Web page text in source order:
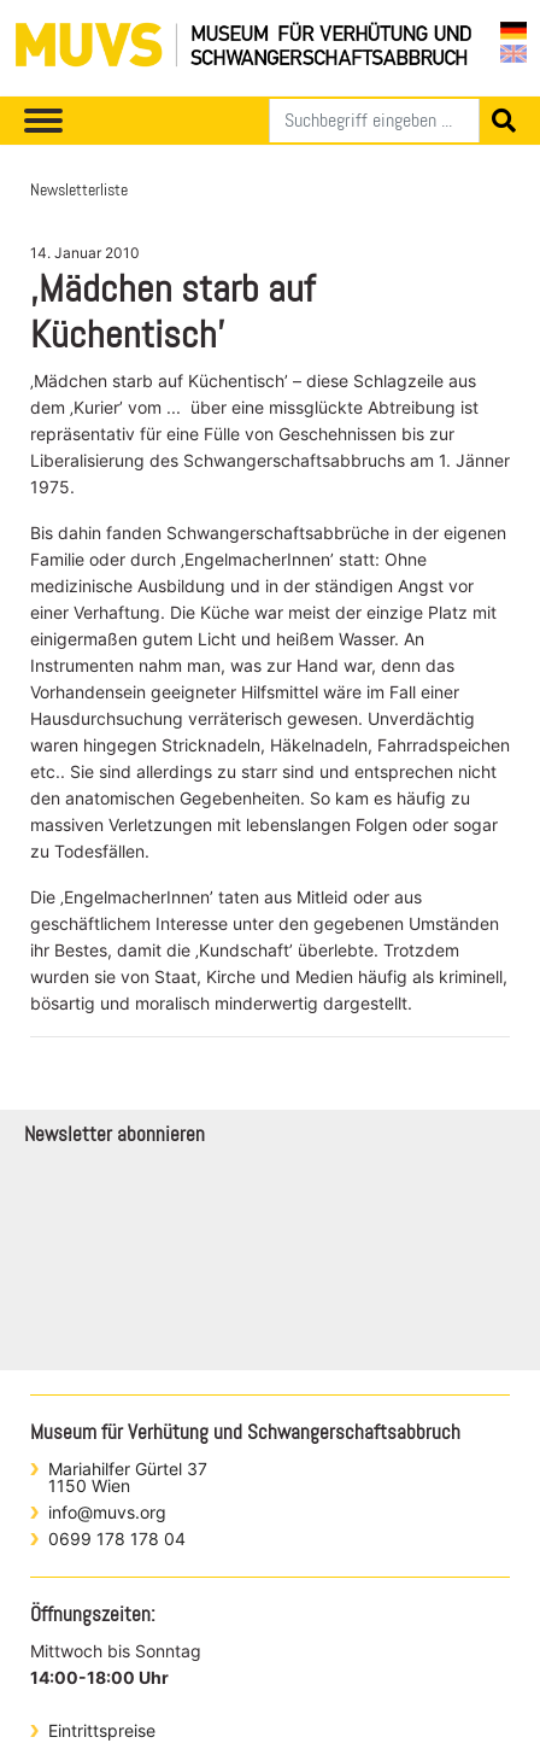
Newsletterliste
14. Januar 2010
‚Mädchen starb auf
Küchentisch’
‚Mädchen starb auf Küchentisch’ – diese Schlagzeile aus
dem ‚Kurier’ vom ... über eine missglückte Abtreibung ist
repräsentativ für eine Fülle von Geschehnissen bis zur
Liberalisierung des Schwangerschaftsabbruchs am 1. Jänner
1975.
Bis dahin fanden Schwangerschaftsabbrüche in der eigenen
Familie oder durch ‚EngelmacherInnen’ statt: Ohne
medizinische Ausbildung und in der ständigen Angst vor
einer Verhaftung. Die Küche war meist der einzige Platz mit
einigermaßen gutem Licht und heißem Wasser. An
Instrumenten nahm man, was zur Hand war, denn das
Vorhandensein geeigneter Hilfsmittel wäre im Fall einer
Hausdurchsuchung verräterisch gewesen. Unverdächtig
waren hingegen Stricknadeln, Häkelnadeln, Fahrradspeichen
etc.. Sie sind allerdings zu starr sind und entsprechen nicht
den anatomischen Gegebenheiten. So kam es häufig zu
massiven Verletzungen mit lebenslangen Folgen oder sogar
zu Todesfällen.
Die ‚EngelmacherInnen’ taten aus Mitleid oder aus
geschäftlichem Interesse unter den gegebenen Umständen
ihr Bestes, damit die ‚Kundschaft’ überlebte. Trotzdem
wurden sie von Staat, Kirche und Medien häufig als kriminell,
bösartig und moralisch minderwertig dargestellt.
Newsletter abonnieren
Museum für Verhütung und Schwangerschaftsabbruch
Mariahilfer Gürtel 37
1150 Wien
info@muvs.org
0699 178 178 04
Öffnungszeiten:
Mittwoch bis Sonntag
14:00-18:00 Uhr
Eintrittspreise